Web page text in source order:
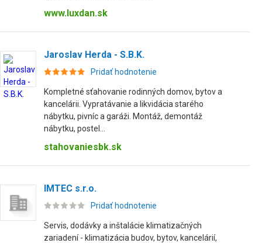
www.luxdan.sk
Jaroslav Herda - S.B.K.
Pridať hodnotenie
Kompletné sťahovanie rodinných domov, bytov a
kancelárii. Vypratávanie a likvidácia starého
nábytku, pivníc a garáži. Montáž, demontáž
nábytku, postel...
stahovaniesbk.sk
IMTEC s.r.o.
Pridať hodnotenie
Servis, dodávky a inštalácie klimatizačných
zariadení - klimatizácia budov, bytov, kancelárií,